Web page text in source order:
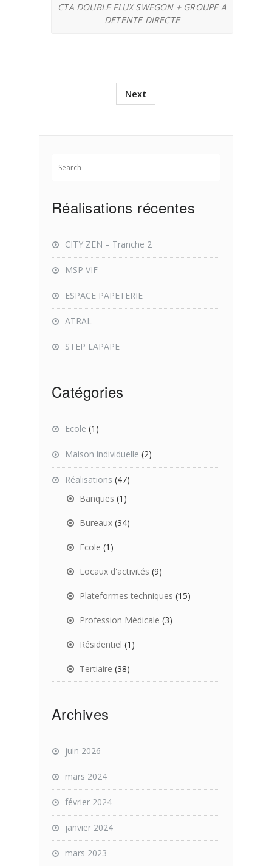
CTA DOUBLE FLUX SWEGON + GROUPE A
DETENTE DIRECTE
Next
Réalisations récentes
CITY ZEN – Tranche 2
MSP VIF
ESPACE PAPETERIE
ATRAL
STEP LAPAPE
Catégories
Ecole (1)
Maison individuelle (2)
Réalisations (47)
Banques (1)
Bureaux(34)
Ecole (1)
Locaux d'activités (9)
Plateformes techniques (15)
Profession Médicale (3)
Résidentiel (1)
Tertiaire (38)
Archives
juin 2026
mars 2024
février 2024
janvier 2024
mars 2023